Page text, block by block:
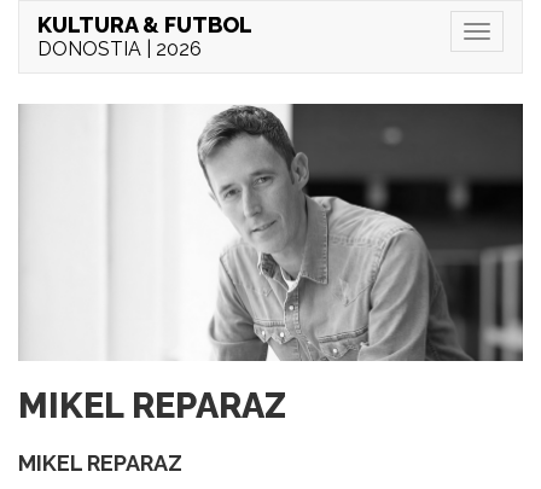
Menu
KULTURA & FUTBOL
DONOSTIA | 2026
MIKEL REPARAZ
MIKEL REPARAZ